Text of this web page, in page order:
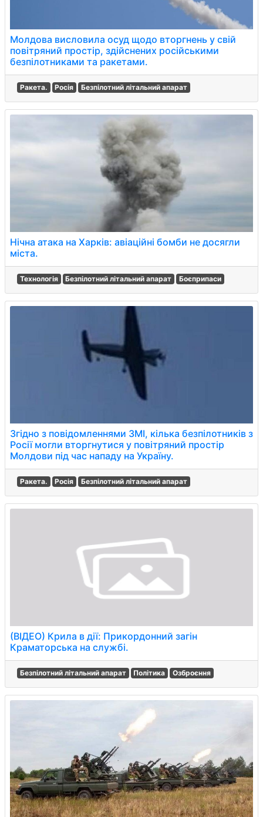
Молдова висловила осуд щодо вторгнень у свій
повітряний простір, здійснених російськими
безпілотниками та ракетами.
Ракета. Росія Безпілотний літальний апарат
Нічна атака на Харків: авіаційні бомби не досягли
міста.
Технологія Безпілотний літальний апарат Боєприпаси
Згідно з повідомленнями ЗМІ, кілька безпілотників з
Росії могли вторгнутися у повітряний простір
Молдови під час нападу на Україну.
Ракета. Росія Безпілотний літальний апарат
(ВІДЕО) Крила в дії: Прикордонний загін
Краматорська на службі.
Безпілотний літальний апарат Політика Озброєння